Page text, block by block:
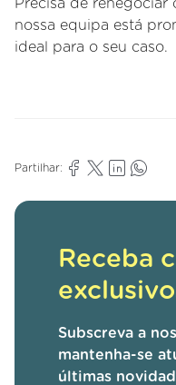
Precisa de renegociar
nossa equipa está
ideal para o seu caso.
Partilhar:
Receba
Subscreva a
mantenha-se
últimas